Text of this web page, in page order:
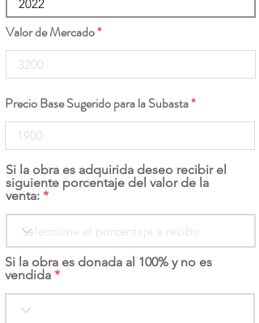
Valor de Mercado
Precio Base Sugerido para la Subasta
Si la obra es adquirida deseo recibir el
siguiente porcentaje del valor de la
venta:
Si la obra es donada al 100% y no es
vendida